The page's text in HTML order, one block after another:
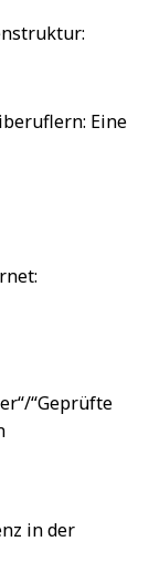
Eine
“Geprüfte
in der